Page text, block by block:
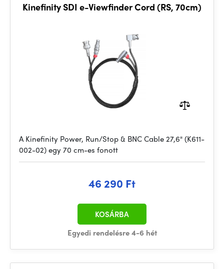
Kinefinity SDI e-Viewfinder Cord (RS, 70cm)
A Kinefinity Power, Run/Stop & BNC Cable 27,6" (K611-
002-02) egy 70 cm-es fonott
46 290 Ft
Egyedi rendelésre 4-6 hét
KOSÁRBA